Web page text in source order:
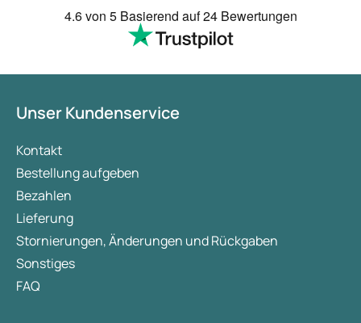
4.6von 5 Basierend auf24 Bewertungen
Unser Kundenservice
Kontakt
Bestellung aufgeben
Bezahlen
Lieferung
Stornierungen, Änderungen und Rückgaben
Sonstiges
FAQ